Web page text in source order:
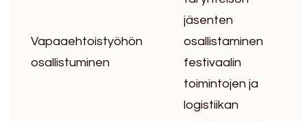
Vapaaehtoistyöhön
osallistuminen
jäsenten
osallistaminen
festivaalin
toimintojen ja
logistiikan